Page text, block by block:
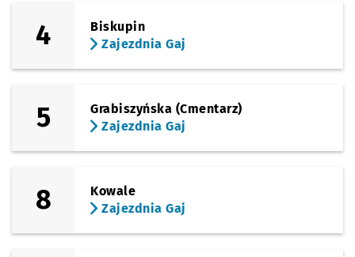
4
Biskupin
Zajezdnia Gaj
5
Grabiszyńska (Cmentarz)
Zajezdnia Gaj
8
Kowale
Zajezdnia Gaj